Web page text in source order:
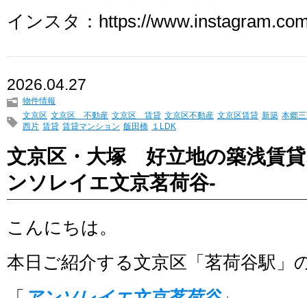
インスタ：https://
2026.04.27
物件情報
文京区 文京区 不動産 文京区 賃貸 文京区不動産 文京区賃貸 新築 本郷
西片 賃貸 賃貸マンション 飯田橋 １LDK
文京区・大塚 好立地の築浅賃
ンソレイエ文京茗荷谷-
こんにちは。
本日ご紹介する文京区「茗荷谷駅」